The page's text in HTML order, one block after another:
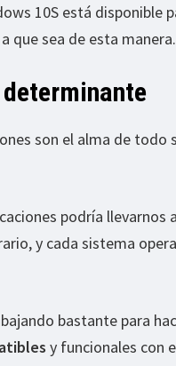
10S está disponible
que sea de esta manera.
son el alma de
podría llevarnos
y cada sistema
bastante para
y funcionales con